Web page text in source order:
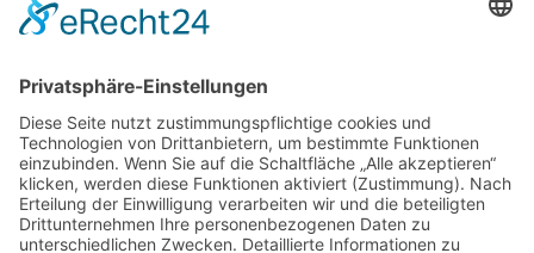
ASBERN Radier­presse
Boston Tiegel W. Harth & Co.